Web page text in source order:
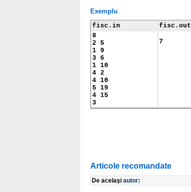
Exemplu
fisc.in
fisc.out
8
2 5
1 9
3 6
1 10
4 2
4 10
5 19
4 15
3
7
Articole recomandate
De acelaşi autor: